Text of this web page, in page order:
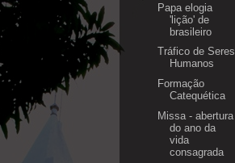
Papa elogia
'lição' de
brasileiro
Tráfico de Seres
Humanos
Formação
Catequética
Missa - abertura
do ano da
vida
consagrada